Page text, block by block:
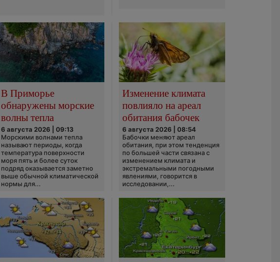
В Приморье
обнаружены морские
волны тепла
6 августа 2026 | 09:13
Морскими волнами тепла
называют периоды, когда
температура поверхности
моря пять и более суток
подряд оказывается заметно
выше обычной климатической
нормы для...
Изменение климата
повлияло на ареал
обитания бабочек
6 августа 2026 | 08:54
Бабочки меняют ареал
обитания, при этом тенденция
по большей части связана с
изменением климата и
экстремальными погодными
явлениями, говорится в
исследовании,...